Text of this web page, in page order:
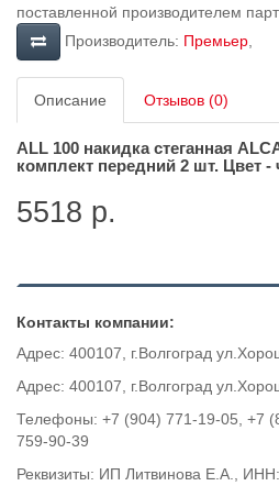
поставленной производителем
Производитель: Премьер
Описание Отзывов (0)
ALL 100 накидка стеганная
комплект передний 2 шт. Цвет
5518 р.
Контакты компании:
Адрес: 400107, г.Волгоград
Адрес: 400107, г.Волгоград
Телефоны: +7 (904) 771-19-05, +7
759-90-39
Реквизиты: ИП Литвинова Е.А., ИНН: